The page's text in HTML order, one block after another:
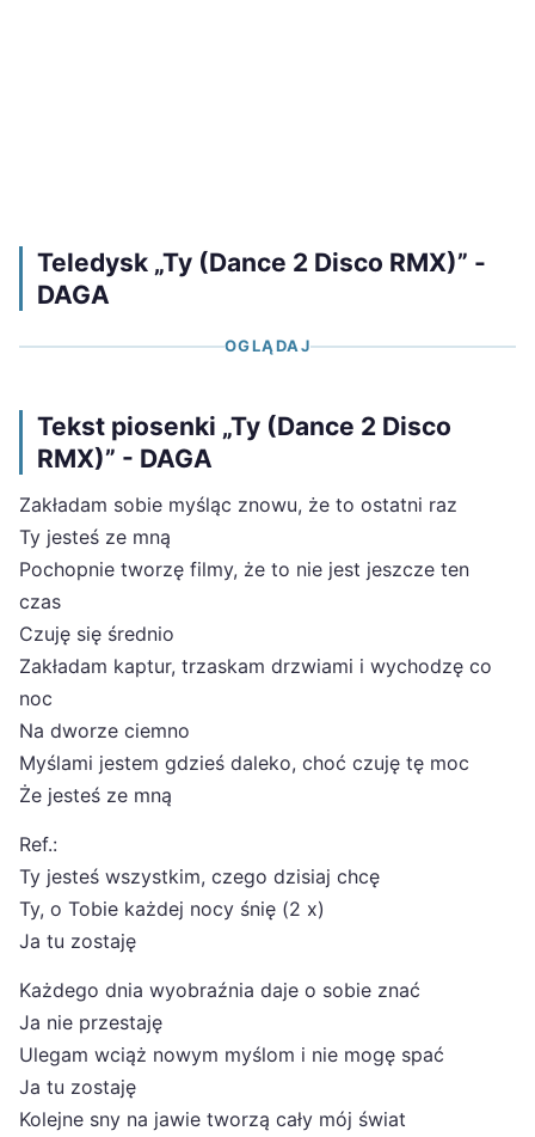
Teledysk „Ty (Dance 2 Disco RMX)” -
DAGA
OGLĄDAJ
Tekst piosenki „Ty (Dance 2 Disco
RMX)” - DAGA
Zakładam sobie myśląc znowu, że to ostatni raz
Ty jesteś ze mną
Pochopnie tworzę filmy, że to nie jest jeszcze ten
czas
Czuję się średnio
Zakładam kaptur, trzaskam drzwiami i wychodzę co
noc
Na dworze ciemno
Myślami jestem gdzieś daleko, choć czuję tę moc
Że jesteś ze mną
Ref.:
Ty jesteś wszystkim, czego dzisiaj chcę
Ty, o Tobie każdej nocy śnię (2 x)
Ja tu zostaję
Każdego dnia wyobraźnia daje o sobie znać
Ja nie przestaję
Ulegam wciąż nowym myślom i nie mogę spać
Ja tu zostaję
Kolejne sny na jawie tworzą cały mój świat